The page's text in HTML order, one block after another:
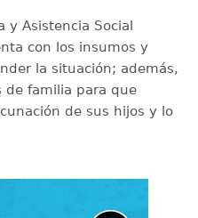
y Asistencia Social
con los insumos y
la situación; además,
de familia para que
de sus hijos y lo